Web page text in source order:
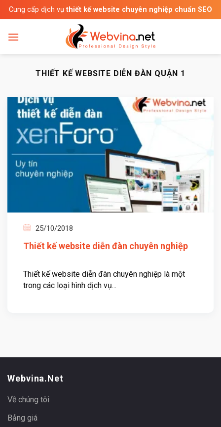
qua
dung
Cung cấp dịch vụ thiết kế website chuyên nghiệp chuẩn SEO
THIẾT KẾ WEBSITE DIỄN ĐÀN QUẬN 1
25/10/2018
Thiết kế website diễn đàn chuyên nghiệp
Thiết kế website diễn đàn chuyên nghiệp là một
trong các loại hình dịch vụ...
Webvina.net
Về chúng tôi
Bảng giá